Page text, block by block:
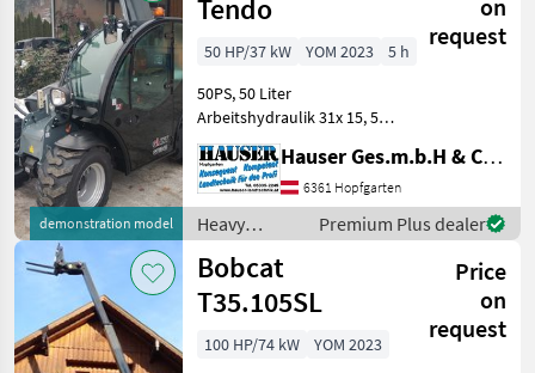
Bobcat
demonstration model
Tendo
on
request
50 HP/37 kW YOM 2023
5 h
50PS, 50 Liter
Arbeitshydraulik 31x 15, 50-
15 SKID Bereifung Euro
Aufnahme VW deep black
perleffekt schwarz Kabine,
3+4 Hydraulik Funktion
proportional Zusatzhec
Hauser Ges.m.b.H & Co.KG
6361 Hopfgarten
Heavy
equipment/
construction
machines /
Giant
Premium Plus dealer
Bobcat
T35.105SL
Price
on
request
100 HP/74 kW
YOM 2023